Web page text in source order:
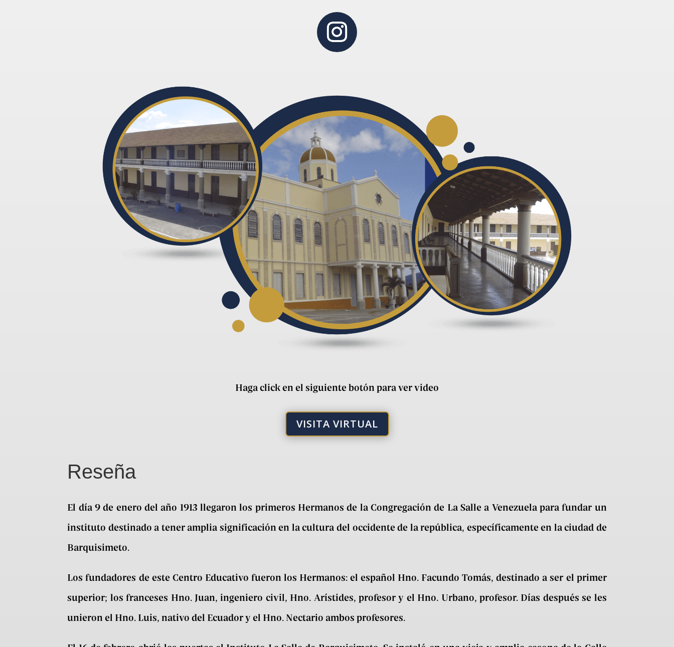
Haga click en el siguiente botón para ver video
VISITA VIRTUAL
Reseña
El día 9 de enero del año 1913 llegaron los primeros Hermanos de la Congregación de La Salle a Venezuela para fundar un
instituto destinado a tener amplia significación en la cultura del occidente de la república, específicamente en la ciudad de
Barquisimeto.
Los fundadores de este Centro Educativo fueron los Hermanos: el español Hno. Facundo Tomás, destinado a ser el primer
superior; los franceses Hno. Juan, ingeniero civil, Hno. Arístides, profesor y el Hno. Urbano, profesor. Días después se les
unieron el Hno. Luis, nativo del Ecuador y el Hno. Nectario ambos profesores.